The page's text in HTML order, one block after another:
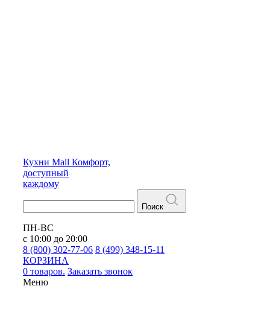
Кухни Mall Комфорт,
доступный
каждому
Поиск
ПН-ВС
с 10:00 до 20:00
8 (800) 302-77-06 8 (499) 348-15-11
КОРЗИНА
0 товаров. Заказать звонок
Меню